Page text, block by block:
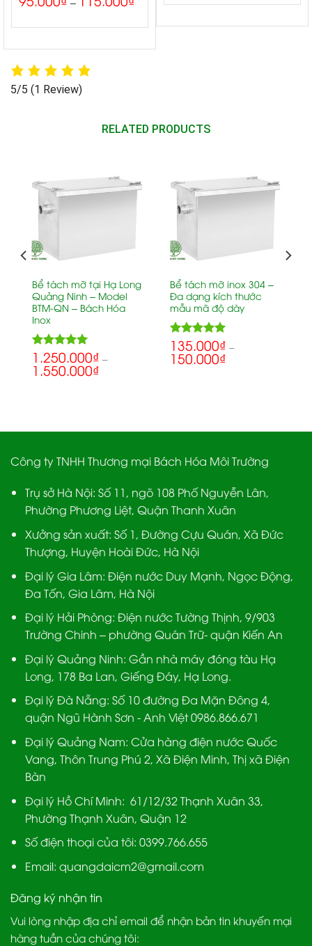
out of 5
5/5 (1 Review)
RELATED PRODUCTS
Bể tách mỡ tại Hạ Long
Quảng Ninh – Model
BTM-QN – Bách Hóa
Inox
Rated5.00
out of 5
1.250.000₫ –
1.550.000₫
Bể tách mỡ inox 304 –
Đa dạng kích thước
mẫu mã độ dày
Rated5.00
out of 5
135.000₫ –
150.000₫
Công ty TNHH Thương mại Bách Hóa Môi Trường
Trụ sở Hà Nội: Số 11, ngõ 108 Phố Nguyễn Lân,
Phường Phương Liệt, Quận Thanh Xuân
Xưởng sản xuất: Số 1, Đường Cựu Quán, Xã Đức
Thượng, Huyện Hoài Đức, Hà Nội
Đại lý Gia Lâm: Điện nước Duy Mạnh, Ngọc Động,
Đa Tốn, Gia Lâm, Hà Nội
Đại lý Hải Phòng: Điện nước Tường Thịnh, 9/903
Trường Chinh – phường Quán Trữ- quận Kiến An
Đại lý Quảng Ninh: Gần nhà máy đóng tàu Hạ
Long, 178 Ba Lan, Giếng Đáy, Hạ Long.
Đại lý Đà Nẵng: Số 10 đường Đa Mặn Đông 4,
quận Ngũ Hành Sơn - Anh Việt 0986.866.671
Đại lý Quảng Nam: Cửa hàng điện nước Quốc
Vang, Thôn Trung Phú 2, Xã Điện Minh, Thị xã Điện
Bàn
Đại lý Hồ Chí Minh: 61/12/32 Thạnh Xuân 33,
Phường Thạnh Xuân, Quận 12
Số điện thoại của tôi: 0399.766.655
Email: quangdaicm2@gmail.com
Đăng ký nhận tin
Vui lòng nhập địa chỉ email để nhận bản tin khuyến mại
hàng tuần của chúng tôi: